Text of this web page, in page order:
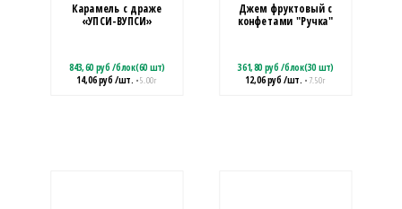
Карамель с драже
«УПСИ-ВУПСИ»
843,60руб /блок(60 шт)
14,06руб /шт. • 5.00 г
Джем фруктовый с
конфетами "Ручка"
361,80 руб /блок(30 шт)
12,06руб /шт. • 7.50 г